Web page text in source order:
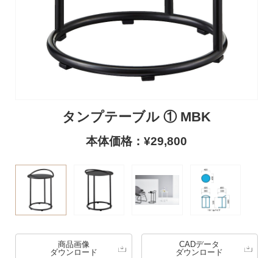
タンプテーブル ① MBK
本体価格：¥29,800
商品画像
ダウンロード
CADデータ
ダウンロード